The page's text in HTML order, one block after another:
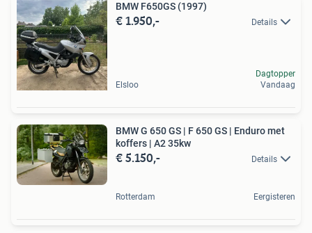
BMW F650GS (1997)
€ 1.950,- Details
Elsloo
Dagtopper
Vandaag
BMW G 650 GS | F 650 GS | Enduro met
koffers | A2 35kw
€ 5.150,- Details
Rotterdam Eergisteren